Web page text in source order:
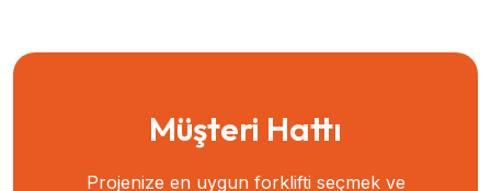
Müşteri Hattı
Projenize en uygun forklifti seçmek ve